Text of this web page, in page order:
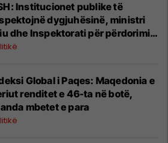
Institucionet publike të
dygjuhësinë, ministri
dhe Inspektorati për përdorimin
të veprojnë urgjentisht
Global i Paqes: Maqedonia e
renditet e 46-ta në botë,
mbetet e para